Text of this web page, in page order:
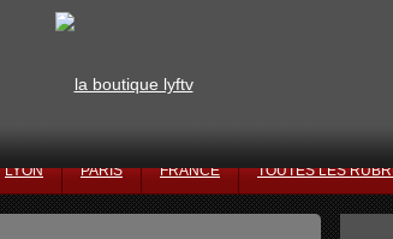
LYON PARIS FRANCE TOUTES LES